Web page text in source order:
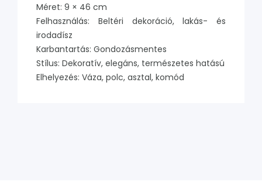
Méret: 9 × 46 cm
Felhasználás: Beltéri dekoráció, lakás- és
irodadísz
Karbantartás: Gondozásmentes
Stílus: Dekoratív, elegáns, természetes hatású
Elhelyezés: Váza, polc, asztal, komód